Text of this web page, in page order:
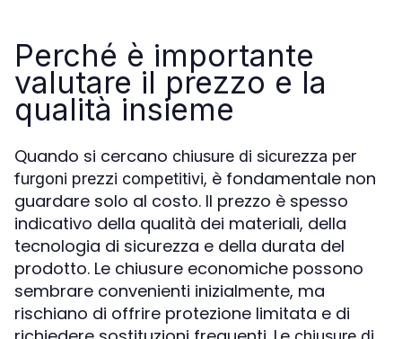
Perché è importante
valutare il prezzo e la
qualità insieme
Quando si cercano chiusure di sicurezza per
furgoni prezzi competitivi, è fondamentale non
guardare solo al costo. Il prezzo è spesso
indicativo della qualità dei materiali, della
tecnologia di sicurezza e della durata del
prodotto. Le chiusure economiche possono
sembrare convenienti inizialmente, ma
rischiano di offrire protezione limitata e di